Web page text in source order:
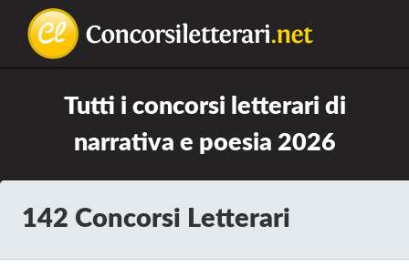
Concorsiletterari.net
lettura
permette
di
camminare,
ma
permette
Tutti i concorsi letterari di
narrativa e poesia 2026
142 Concorsi Letterari